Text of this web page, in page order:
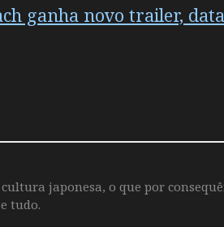
ganha novo trailer,
japonesa, o que por
tudo.